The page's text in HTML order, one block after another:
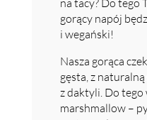
na tacy? Do tego
gorący napój
i wegański!
Nasza gorąca
gęsta, z
z daktyli. Do tego
marshmallow –